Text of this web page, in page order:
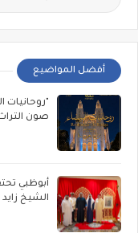
أفضل المواضيع
صون
الشيخ